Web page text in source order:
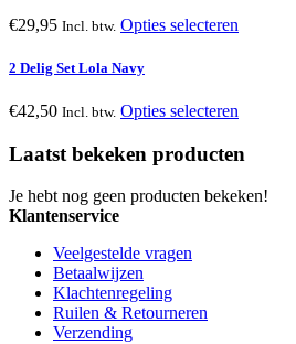
worden
Deze
worden
de
€29,95 Incl. btw. Opties selecteren
Deze
kan
worden
2 Delig Set Lola Navy
€42,50 Incl. btw. Opties selecteren
heeft
variaties.
Laatst bekeken producten
Je hebt nog geen producten bekeken!
Klantenservice
Veelgestelde vragen
Betaalwijzen
Klachtenregeling
Ruilen & Retourneren
Verzending